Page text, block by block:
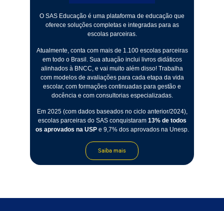
O SAS Educação é uma plataforma de educação que
oferece soluções completas e integradas para as
escolas parceiras.
Atualmente, conta com mais de 1.100 escolas parceiras
em todo o Brasil. Sua atuação inclui livros didáticos
alinhados à BNCC, e vai muito além disso! Trabalha
com modelos de avaliações para cada etapa da vida
escolar, com formações continuadas para gestão e
docência e com consultorias especializadas.
Em 2025 (com dados baseados no ciclo anterior/2024),
escolas parceiras do SAS conquistaram 13% de todos
os aprovados na USPe 9,7% dos aprovados na Unesp.
Saiba mais